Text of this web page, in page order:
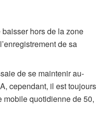
hors de la zone
de sa
de se maintenir au-
cependant, il est toujours
mobile quotidienne de 50,